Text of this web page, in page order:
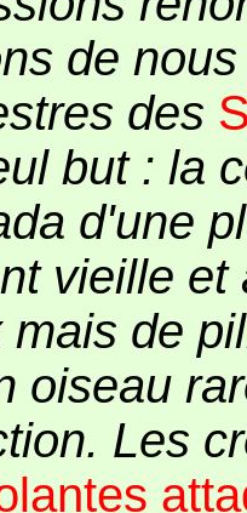
de
des
but : la
d'une
vieille
de
oiseau
Les